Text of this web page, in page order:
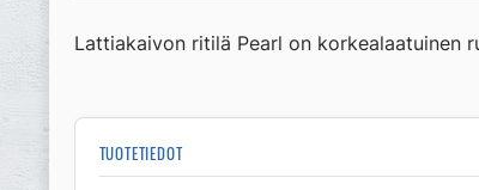
Lattiakaivon ritilä Pearl on korkealaatuinen
TUOTETIEDOT